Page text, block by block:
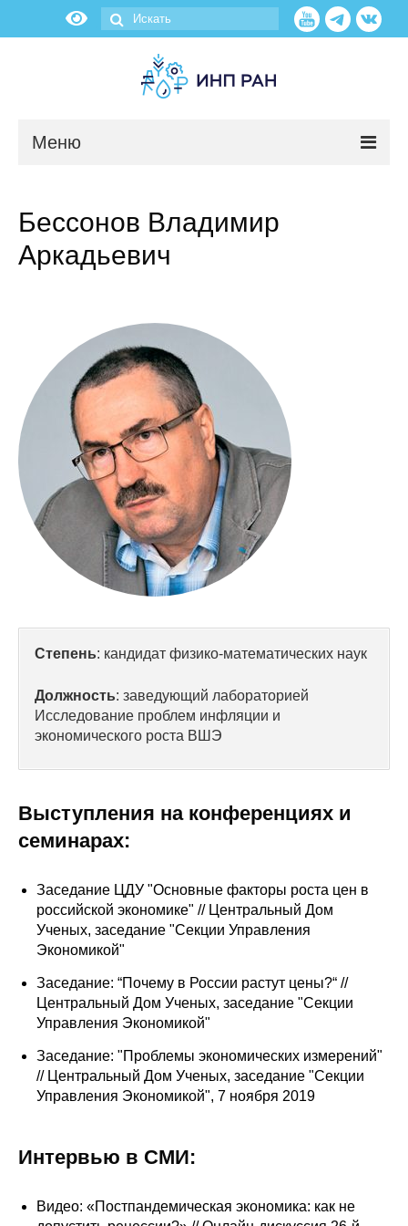
Меню
Об институте
Научные подразделения
Администрация
Сотрудники
Отчетность
Противодействие коррупции
Материалы для СМИ
Публикации
Проблемы прогнозирования
Редакционная этика
Информация для авторов
Общие требования
Научные труды
О журнале
Выпуски
Бессонов Владимир
Аркадьевич
Степень: кандидат физико-математических наук
Должность: заведующий лабораторией
Исследование проблем инфляции и
экономического роста ВШЭ
Выступления на конференциях и
семинарах:
Заседание ЦДУ "Основные факторы роста цен в
российской экономике" // Центральный Дом
Ученых, заседание "Секции Управления
Экономикой"
Заседание: “Почему в России растут цены?“ //
Центральный Дом Ученых, заседание "Секции
Управления Экономикой"
Заседание: "Проблемы экономических измерений"
// Центральный Дом Ученых, заседание "Секции
Управления Экономикой", 7 ноября 2019
Интервью в СМИ:
Видео: «Постпандемическая экономика: как не